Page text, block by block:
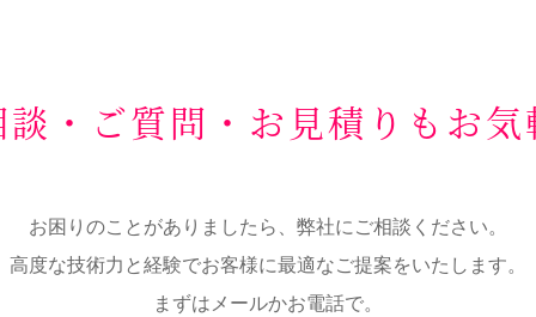
談・ご質問・お見積りもお気
お困りのことがありましたら、弊社にご相談ください。
高度な技術力と経験でお客様に最適なご提案をいたします。
まずはメールかお電話で。